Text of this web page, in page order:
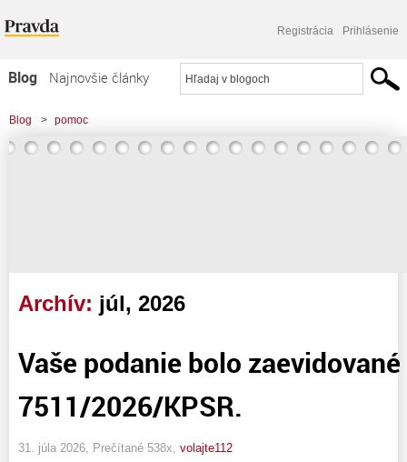
Registrácia Prihlásenie
Blog
Najnovšie články
Najčítanejšie články
Najkomentovanejšie články
Blog > pomoc
Archív: júl, 2026
Vaše podanie bolo
7511/2026/KPSR.
31. júla 2026, Prečítané 538x, volajte112